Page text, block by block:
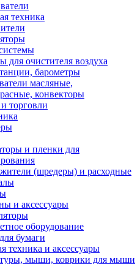
техника
для очистителя воздуха
барометры
масляные,
конвекторы
торговли
и пленки для
(шредеры) и расходные
и аксессуары
оборудование
бумаги
техника и аксессуары
мыши, коврики для мыши